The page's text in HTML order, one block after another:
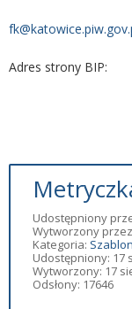
Adres strony BIP:
Udostępniony
Wytworzony
Kategoria:
Udostępniony: 17
Wytworzony: 17
Odsłony: 17646